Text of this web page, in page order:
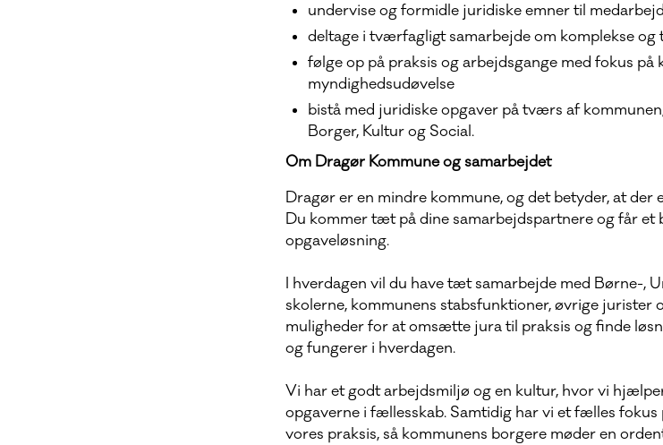
undervise og formidle juridiske emner til
deltage i tværfagligt samarbejde om komplekse og
følge op på praksis og arbejdsgange med fokus
myndighedsudøvelse
bistå med juridiske opgaver på tværs af
Borger, Kultur og Social.
Om Dragør Kommune og samarbejdet
Dragør er en mindre kommune, og det betyder, at
Du kommer tæt på dine samarbejdspartnere og får et
opgaveløsning.
I hverdagen vil du have tæt samarbejde med Børne-,
skolerne, kommunens stabsfunktioner, øvrige jurister
muligheder for at omsætte jura til praksis og finde
og fungerer i hverdagen.
Vi har et godt arbejdsmiljø og en kultur, hvor vi
opgaverne i fællesskab. Samtidig har vi et fælles fokus
vores praksis, så kommunens borgere møder en